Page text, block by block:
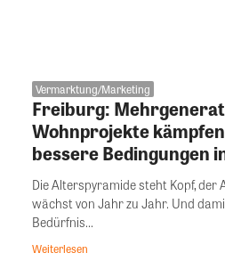
Vermarktung/Marketing
Freiburg:
Wohnprojekte
bessere Bedingungen
Die Alterspyramide steht Kopf, der
wächst von Jahr zu Jahr. Und
Bedürfnis...
Weiterlesen